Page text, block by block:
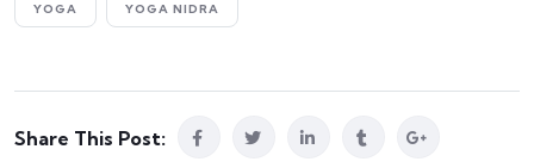
YOGA YOGA NIDRA
Share This Post: